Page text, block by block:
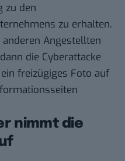
zu den
zu erhalten.
Angestellten
die Cyberattacke
freizügiges Foto auf
nimmt die